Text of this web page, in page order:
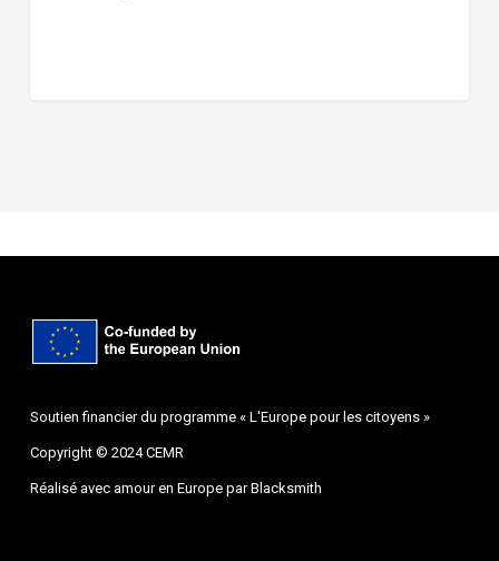
Soutien financier du programme « L'Europe pour les citoyens »
Copyright © 2024 CEMR
Réalisé avec amour en Europe parBlacksmith